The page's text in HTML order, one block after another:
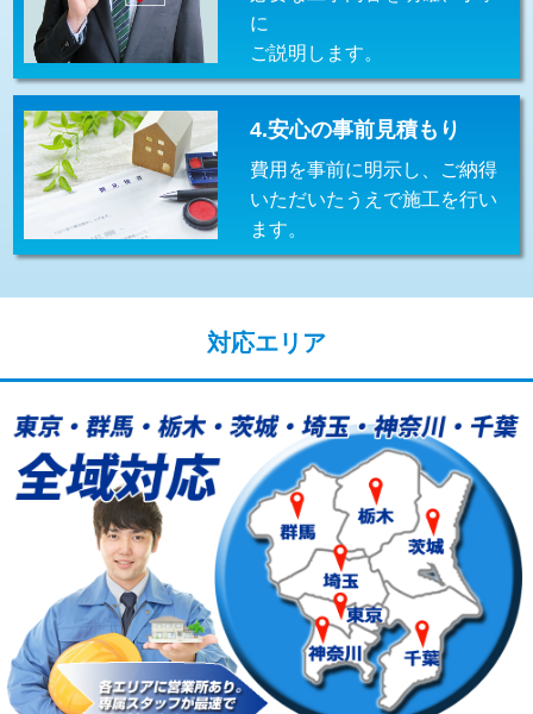
持込商品取付（混合水栓） 16,500円
持込商品取付（浄水器・分岐水栓） 16,500円
給水管工事※（ホール加工) 16,500円
給水管工事※（バンド止め) 3,300円
給水管工事※（支持金具設置)
業)
給水管工事※（塩ビ管（VP・HI）使
用/3ｍまで)
33,000円
給水管工事※（塩ビ管（VP・HI）使
用（追加）/3ｍ超え)
+8,800円
給水管工事※（ライニング鋼管・銅
管・ポリ管・HT管使用/3ｍまで)
44,000円
給水管工事※（ライニング鋼管・銅
管・ポリ管・HT管使用/3ｍ超え)
+8,800円
に
ご説明します。
4.安心の事前見積もり
費用を事前に明示し、ご納得
いただいたうえで施工を行い
ます。
対応エリア